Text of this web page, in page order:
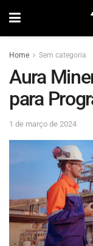
Home Sem categoria
Aura
para
1 de março de 2024